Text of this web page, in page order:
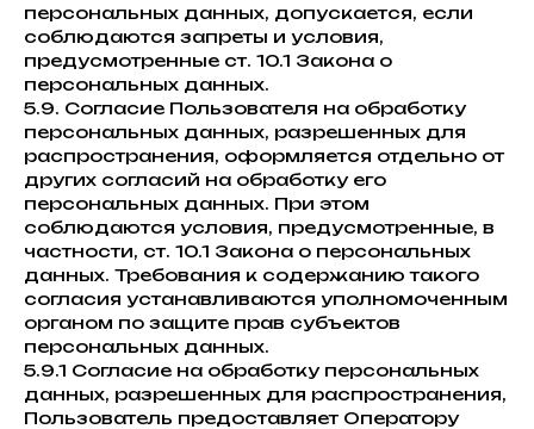
персональных данных, допускается, если
соблюдаются запреты и условия,
предусмотренные ст. 10.1 Закона о
персональных данных.
5.9. Согласие Пользователя на обработку
персональных данных, разрешенных для
распространения, оформляется отдельно от
других согласий на обработку его
персональных данных. При этом
соблюдаются условия, предусмотренные, в
частности, ст. 10.1 Закона о персональных
данных. Требования к содержанию такого
согласия устанавливаются уполномоченным
органом по защите прав субъектов
персональных данных.
5.9.1 Согласие на обработку персональных
данных, разрешенных для распространения,
Пользователь предоставляет Оператору